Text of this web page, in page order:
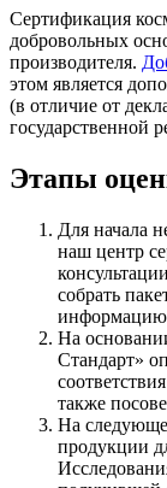
Сертификация
добровольных
производителя.
этом является
(в отличие от
государственной
Этапы
Для начала
наш центр
собрать
информацию
На
Стандарт»
также
На
продукции